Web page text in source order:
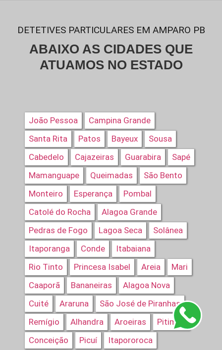
DETETIVES PARTICULARES EM AMPARO PB
ABAIXO AS CIDADES QUE
ATUAMOS NO ESTADO
João Pessoa
Campina Grande
Santa Rita
Patos Bayeux
Sousa
Cabedelo
Cajazeiras Guarabira
Sapé
Mamanguape
Queimadas
São Bento
Monteiro
Esperança
Pombal
Catolé do Rocha
Alagoa Grande
Pedras de Fogo
Lagoa Seca
Solânea
Itaporanga
Conde
Itabaiana
Rio Tinto
Princesa Isabel Areia
Mari
Caaporã
Bananeiras
Alagoa Nova
Cuité
Araruna
São José de Piranhas
Remígio
Alhandra Aroeiras
Pitimbu
Conceição
Picuí Itapororoca